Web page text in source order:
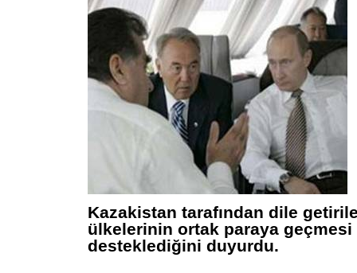
Kazakistan tarafından dile
ülkelerinin ortak paraya
desteklediğini duyurdu.